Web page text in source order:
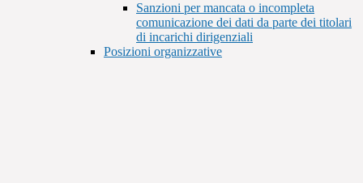
Sanzioni per mancata o incompleta
comunicazione dei dati da parte dei titolari
di incarichi dirigenziali
Posizioni organizzative